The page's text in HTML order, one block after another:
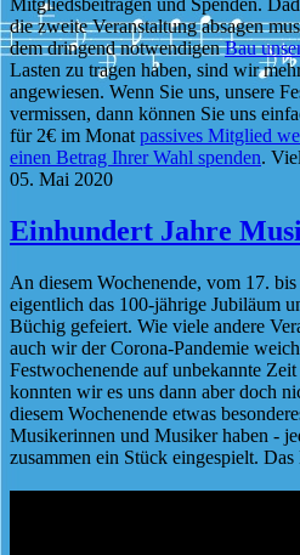
Mitgliedsbeiträgen und Spenden.
die zweite Veranstaltung absagen
dem dringend notwendigenBau
Lasten zu tragen haben, sind wir
angewiesen. Wenn Sie uns, unsere
vermissen, dann können Sie uns
für 2€ im Monat passives Mitglied
einen Betrag Ihrer Wahl spenden.
05. Mai 2020
Einhundert Jahre
An diesem Wochenende, vom 17.
eigentlich das 100-jährige Jubiläum
Büchig gefeiert. Wie viele andere
auch wir der Corona-Pandemie
Festwochenende auf unbekannte
konnten wir es uns dann aber doch
diesem Wochenende etwas
Musikerinnen und Musiker haben -
zusammen ein Stück eingespielt.